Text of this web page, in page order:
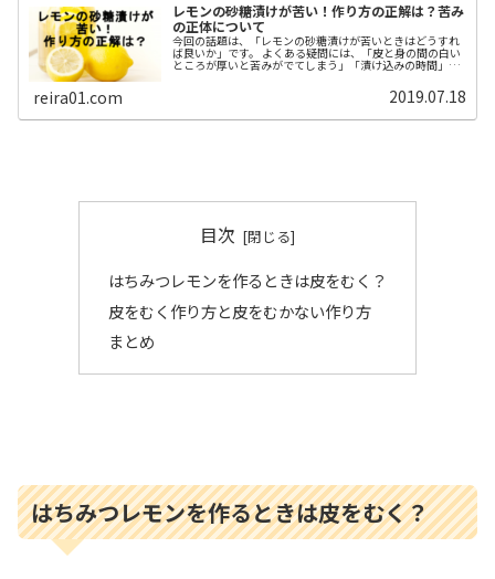
レモンの砂糖漬けが苦い！作り方の正解は？苦み
の正体について
今回の話題は、「レモンの砂糖漬けが苦いときはどうすれ
ば良いか」です。 よくある疑問には、「皮と身の間の白い
ところが厚いと苦みがでてしまう」「漬け込みの時間」の
ンの砂糖漬け」の「作り方の正解」と「苦みの正体」につ
reira01.com 2019.07.18
目次
はちみつレモンを作るときは皮をむく？
皮をむく作り方と皮をむかない作り方
まとめ
はちみつレモンを作るときは皮をむく？